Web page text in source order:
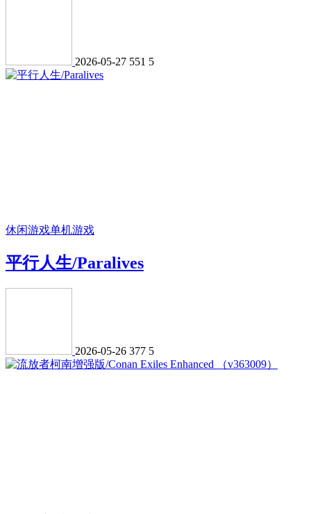
2026-05-27 551 5
休闲游戏单机游戏
平行人生/Paralives
2026-05-26 377 5